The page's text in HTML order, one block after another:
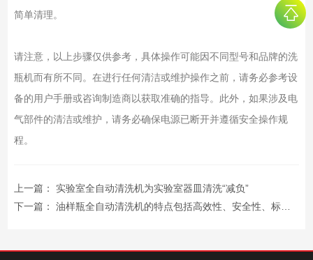
简单清理。
请注意，以上步骤仅供参考，具体操作可能因不同型号和品牌的洗
瓶机而有所不同。在进行任何清洁或维护操作之前，请务必参考设
备的用户手册或咨询制造商以获取准确的指导。此外，如果涉及电
气部件的清洁或维护，请务必确保电源已断开并遵循安全操作规
程。
上一篇： 实验室全自动清洗机为实验室器皿清洗“减负”
下一篇： 油样瓶全自动清洗机的特点包括高效性、安全性、标准化和环保性